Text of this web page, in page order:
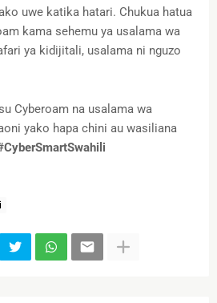
uwe katika hatari. Chukua hatua
kama sehemu ya usalama wa
ya kidijitali, usalama ni nguzo
Cyberoam na usalama wa
yako hapa chini au wasiliana